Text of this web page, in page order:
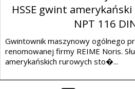
HSSE gwint
NPT 116
Gwintownik maszynowy ogólnego
renomowanej firmy REIME Noris.
amerykańskich rurowych sto�...